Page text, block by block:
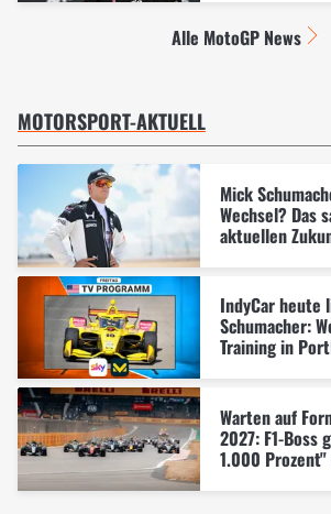
Alle MotoGP News
MOTORSPORT-AKTUELL
Mick
Wechsel? Das
aktuellen
IndyCar heute
Schumacher:
Training in
Warten auf
2027: F1-Boss
1.000